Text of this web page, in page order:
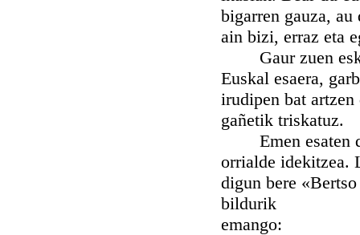
bigarren gauza,
ain bizi, erraz eta
Gaur zuen
Euskal esaera,
irudipen bat artzen
gañetik triskatuz.
Emen esaten
orrialde idekitzea.
digun bere
bildurik
emango: